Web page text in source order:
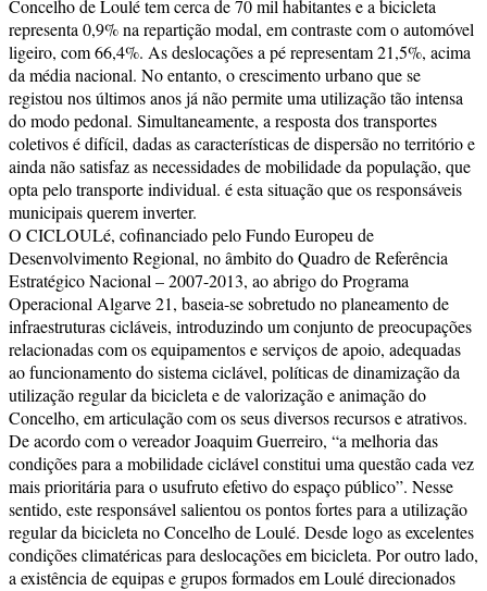
Concelho de Loulé tem cerca de 70 mil habitantes e a bicicleta
representa 0,9% na repartição modal, em contraste com o automóvel
ligeiro, com 66,4%. As deslocações a pé representam 21,5%, acima
da média nacional. No entanto, o crescimento urbano que se
registou nos últimos anos já não permite uma utilização tão intensa
do modo pedonal. Simultaneamente, a resposta dos transportes
coletivos é difícil, dadas as características de dispersão no território e
ainda não satisfaz as necessidades de mobilidade da população, que
opta pelo transporte individual. é esta situação que os responsáveis
municipais querem inverter.
O CICLOULé, cofinanciado pelo Fundo Europeu de
Desenvolvimento Regional, no âmbito do Quadro de Referência
Estratégico Nacional – 2007-2013, ao abrigo do Programa
Operacional Algarve 21, baseia-se sobretudo no planeamento de
infraestruturas cicláveis, introduzindo um conjunto de preocupações
relacionadas com os equipamentos e serviços de apoio, adequadas
ao funcionamento do sistema ciclável, políticas de dinamização da
utilização regular da bicicleta e de valorização e animação do
Concelho, em articulação com os seus diversos recursos e atrativos.
De acordo com o vereador Joaquim Guerreiro, “a melhoria das
condições para a mobilidade ciclável constitui uma questão cada vez
mais prioritária para o usufruto efetivo do espaço público”. Nesse
sentido, este responsável salientou os pontos fortes para a utilização
regular da bicicleta no Concelho de Loulé. Desde logo as excelentes
condições climatéricas para deslocações em bicicleta. Por outro lado,
a existência de equipas e grupos formados em Loulé direcionados